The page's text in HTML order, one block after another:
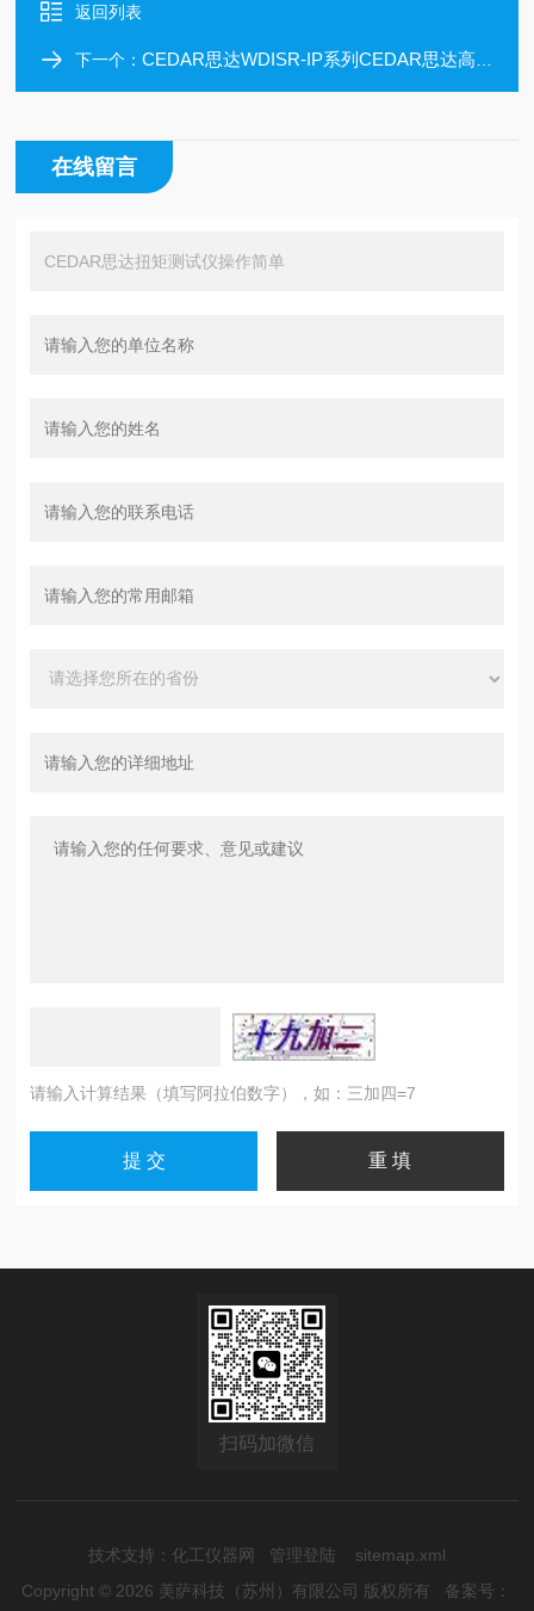
返回列表
下一个：CEDAR思达WDISR-IP系列CEDAR思达高性能扭矩测试仪
在线留言
请输入计算结果（填写阿拉伯数字），如：三加四=7
扫码加微信
技术支持： 化工仪器网 管理登陆
sitemap.xml
Copyright © 2026 美萨科技（苏州）有限公司 版权所有 备案号：